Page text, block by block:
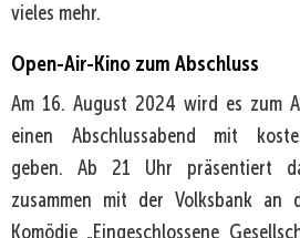
vieles mehr.
Open-Air-Kino zum Abschluss
Am 16. August 2024 wird es zum
einen Abschlussabend mit
geben. Ab 21 Uhr präsentiert
zusammen mit der Volksbank an
Komödie „Eingeschlossene